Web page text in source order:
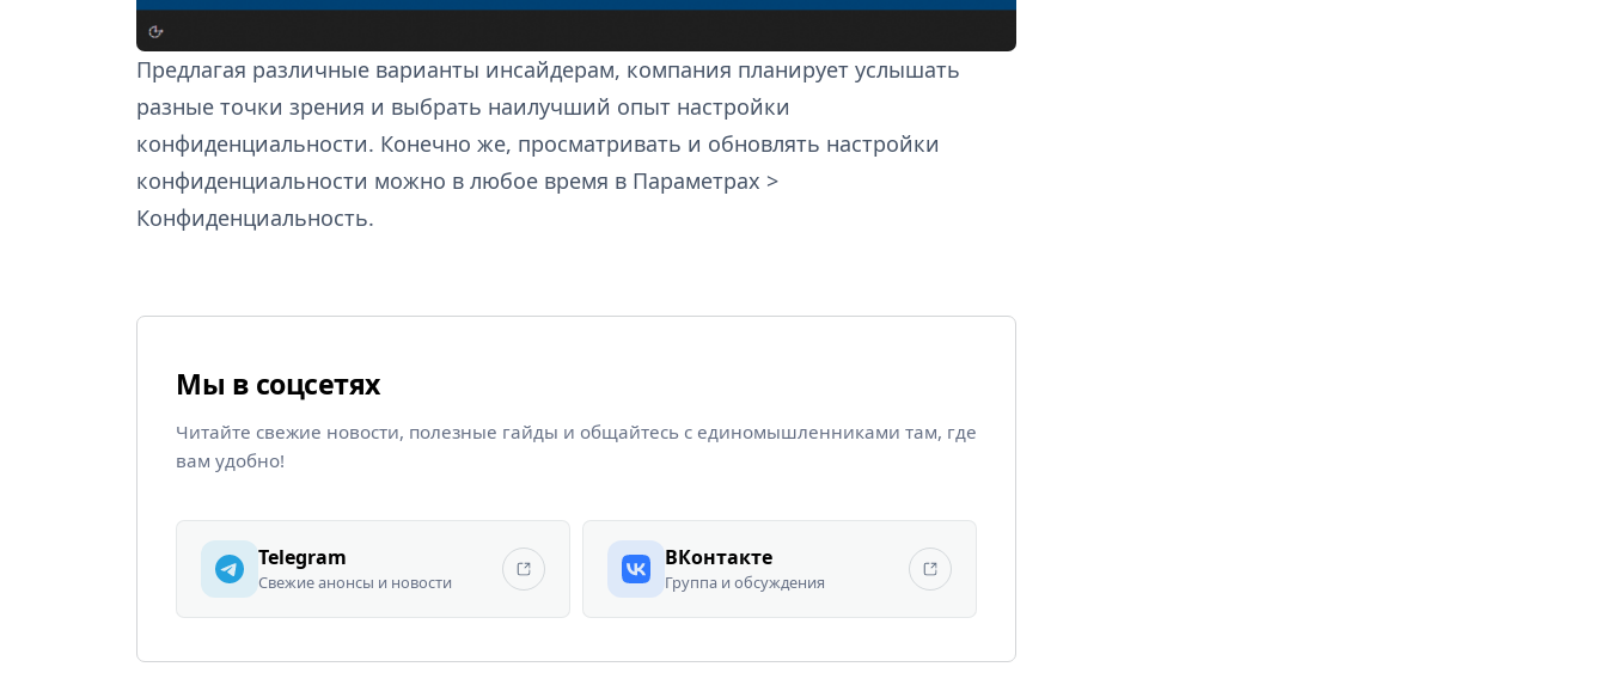
Предлагая различные варианты инсайдерам, компания планирует услышать
разные точки зрения и выбрать наилучший опыт настройки
конфиденциальности. Конечно же, просматривать и обновлять настройки
конфиденциальности можно в любое время в Параметрах >
Конфиденциальность.
Мы в соцсетях
Читайте свежие новости, полезные гайды и общайтесь с единомышленниками там, где
вам удобно!
Telegram
Свежие анонсы и новости
ВКонтакте
Группа и обсуждения